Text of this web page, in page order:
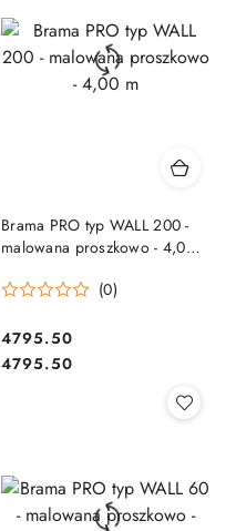
Brama PRO typ WALL 200 -
malowana proszkowo - 4,00
(0)
Cena:
4795.50
Cena:
4795.50